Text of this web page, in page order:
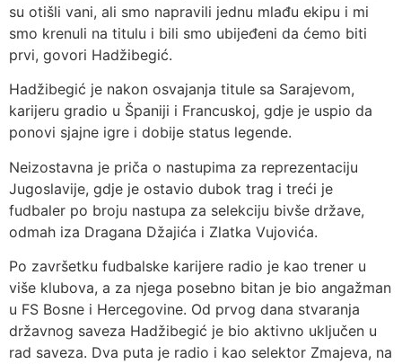
su otišli vani, ali smo napravili jednu mlađu ekipu i mi
smo krenuli na titulu i bili smo ubijeđeni da ćemo biti
prvi, govori Hadžibegić.
Hadžibegić je nakon osvajanja titule sa Sarajevom,
karijeru gradio u Španiji i Francuskoj, gdje je uspio da
ponovi sjajne igre i dobije status legende.
Neizostavna je priča o nastupima za reprezentaciju
Jugoslavije, gdje je ostavio dubok trag i treći je
fudbaler po broju nastupa za selekciju bivše države,
odmah iza Dragana Džajića i Zlatka Vujovića.
Po završetku fudbalske karijere radio je kao trener u
više klubova, a za njega posebno bitan je bio angažman
u FS Bosne i Hercegovine. Od prvog dana stvaranja
državnog saveza Hadžibegić je bio aktivno uključen u
rad saveza. Dva puta je radio i kao selektor Zmajeva, na